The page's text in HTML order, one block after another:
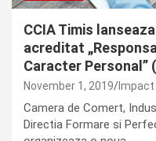
CCIA Timis
acreditat
Caracter Personal”
November 1, 2019
Camera de Comert,
Directia Formare si